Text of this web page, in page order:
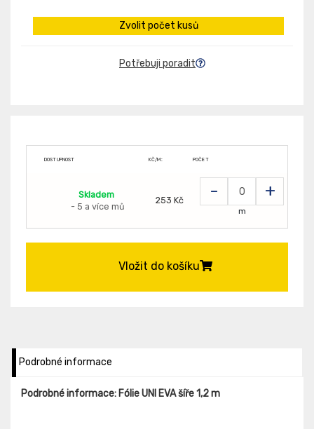
Zvolit počet kusů
Potřebuji poradit
DOSTUPNOST KČ/M: POČET
Skladem
- 5 a více mů
253 Kč - +
m
Vložit do košíku
Podrobné informace
Podrobné informace: Fólie UNI EVA šíře 1,2 m